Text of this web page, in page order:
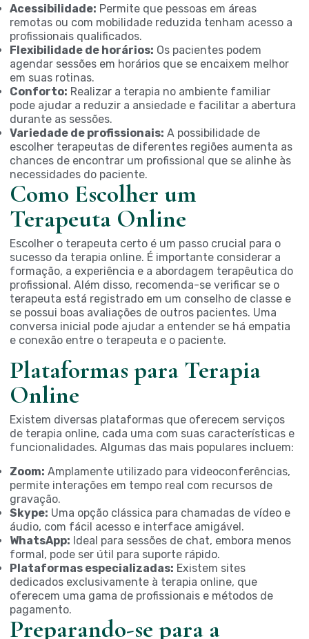
Acessibilidade: Permite que pessoas em áreas
remotas ou com mobilidade reduzida tenham acesso a
profissionais qualificados.
Flexibilidade de horários: Os pacientes podem
agendar sessões em horários que se encaixem melhor
em suas rotinas.
Conforto: Realizar a terapia no ambiente familiar
pode ajudar a reduzir a ansiedade e facilitar a abertura
durante as sessões.
Variedade de profissionais: A possibilidade de
escolher terapeutas de diferentes regiões aumenta as
chances de encontrar um profissional que se alinhe às
necessidades do paciente.
Como Escolher um
Terapeuta Online
Escolher o terapeuta certo é um passo crucial para o
sucesso da terapia online. É importante considerar a
formação, a experiência e a abordagem terapêutica do
profissional. Além disso, recomenda-se verificar se o
terapeuta está registrado em um conselho de classe e
se possui boas avaliações de outros pacientes. Uma
conversa inicial pode ajudar a entender se há empatia
e conexão entre o terapeuta e o paciente.
Plataformas para Terapia
Online
Existem diversas plataformas que oferecem serviços
de terapia online, cada uma com suas características e
funcionalidades. Algumas das mais populares incluem:
Zoom: Amplamente utilizado para videoconferências,
permite interações em tempo real com recursos de
gravação.
Skype: Uma opção clássica para chamadas de vídeo e
áudio, com fácil acesso e interface amigável.
WhatsApp: Ideal para sessões de chat, embora menos
formal, pode ser útil para suporte rápido.
Plataformas especializadas: Existem sites
dedicados exclusivamente à terapia online, que
oferecem uma gama de profissionais e métodos de
pagamento.
Preparando-se para a